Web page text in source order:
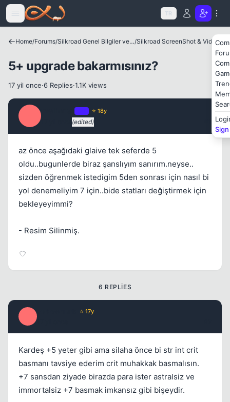
Icerige atla
TR
Home/Forums/ Silkroad Genel Bilgiler ve Update Bilgileri/Silkroad ScreenShot & Video
5+ upgrade bakarmısınız?
17 yil once·6 Replies·1.1K views
⭐ 18y
(edited)
az önce aşağıdaki glaive tek seferde 5
oldu..bugunlerde biraz şanslıyım sanırım.neyse..
sizden öğrenmek istedigim 5den sonrası için nasıl bi
yol denemeliyim 7 için..bide statları değiştirmek için
bekleyeyimmi?
- Resim Silinmiş.
6 REPLIES
⭐ 17y
Kardeş +5 yeter gibi ama silaha önce bi str int crit
basmanı tavsiye ederim crit muhakkak basmalısın.
+7 sansdan ziyade birazda para ister astralsiz ve
immortalsiz +7 basmak imkansız gibi bişeydir.
Kapat